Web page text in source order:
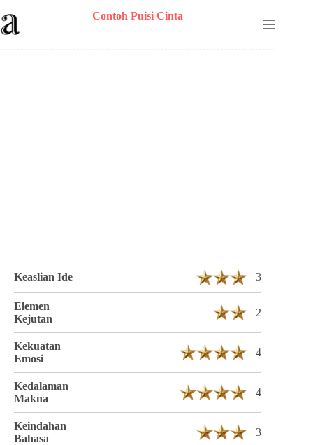
to
content
Contoh Puisi Cinta
Keaslian Ide 3
Elemen
Kejutan
2
Kekuatan
Emosi
4
Kedalaman
Makna
4
Keindahan
Bahasa
3